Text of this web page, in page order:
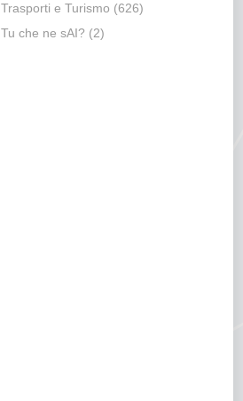
Trasporti e Turismo (626)
Tu che ne sAI? (2)